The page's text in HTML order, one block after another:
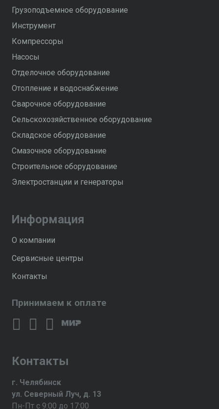
Грузоподъемное оборудование
Инструмент
Компрессоры
Насосы
Отделочное оборудование
Отопление и водоснабжение
Сварочное оборудование
Сельскохозяйственное оборудование
Складское оборудование
Смазочное оборудование
Строительное оборудование
Электростанции и генераторы
Информация
О компании
Сервисные центры
Контакты
Принимаем к оплате
Контакты
г. Челябинск
ул. Северный Луч, д. 13
Пн-Пт с 9:00 до 17:00